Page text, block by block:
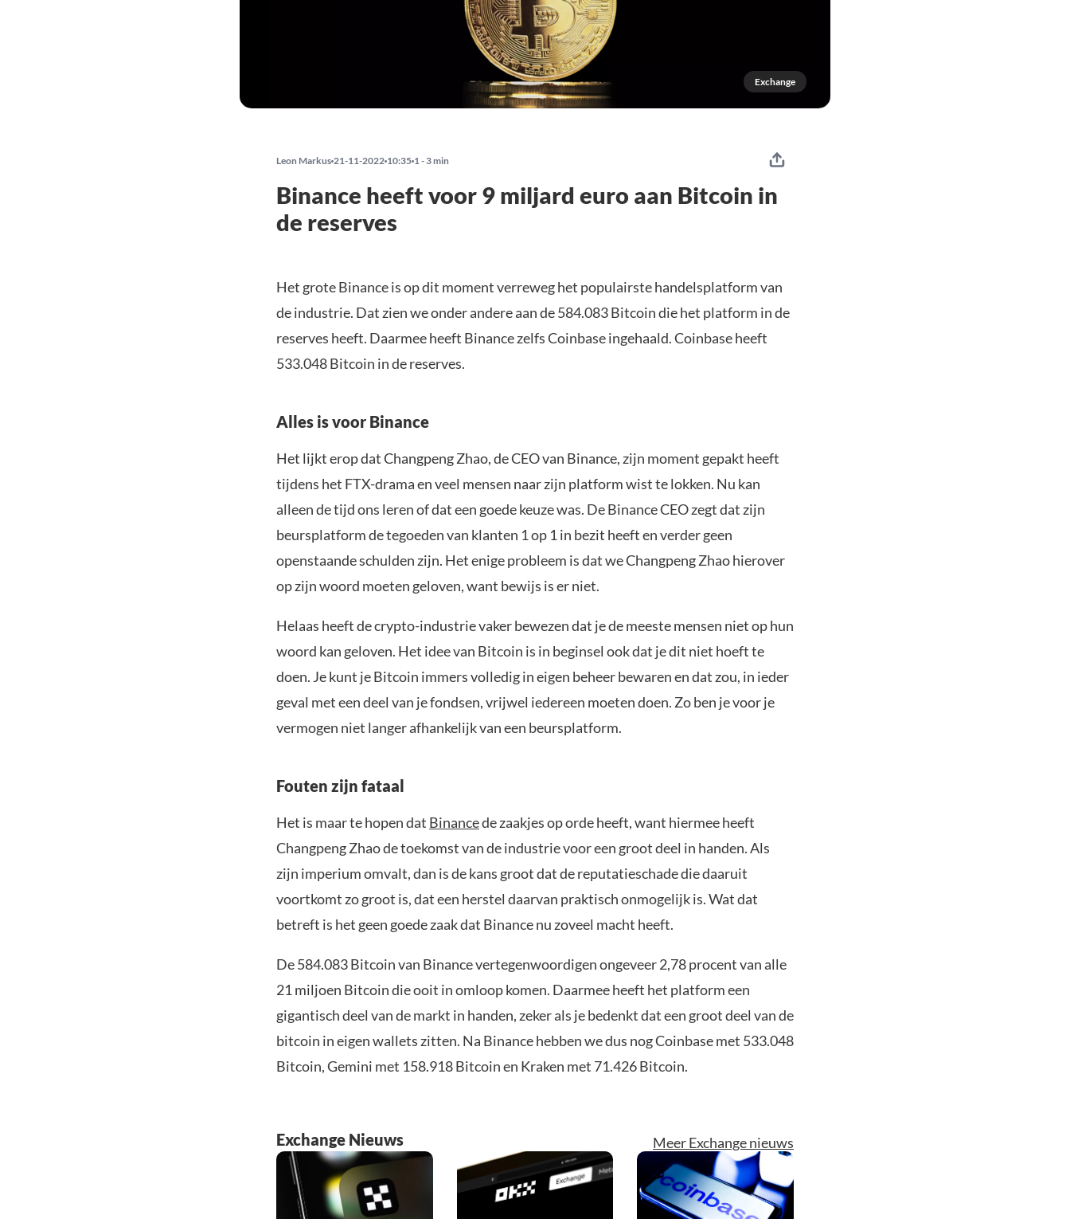
Exchange
Leon Markus 21-11-2022 10:35 1 - 3 min
Binance heeft voor 9 miljard euro aan Bitcoin in
de reserves
Het grote Binance is op dit moment verreweg het populairste handelsplatform van
de industrie. Dat zien we onder andere aan de 584.083 Bitcoin die het platform in de
reserves heeft. Daarmee heeft Binance zelfs Coinbase ingehaald. Coinbase heeft
533.048 Bitcoin in de reserves.
Alles is voor Binance
Het lijkt erop dat Changpeng Zhao, de CEO van Binance, zijn moment gepakt heeft
tijdens het FTX-drama en veel mensen naar zijn platform wist te lokken. Nu kan
alleen de tijd ons leren of dat een goede keuze was. De Binance CEO zegt dat zijn
beursplatform de tegoeden van klanten 1 op 1 in bezit heeft en verder geen
openstaande schulden zijn. Het enige probleem is dat we Changpeng Zhao hierover
op zijn woord moeten geloven, want bewijs is er niet.
Helaas heeft de crypto-industrie vaker bewezen dat je de meeste mensen niet op hun
woord kan geloven. Het idee van Bitcoin is in beginsel ook dat je dit niet hoeft te
doen. Je kunt je Bitcoin immers volledig in eigen beheer bewaren en dat zou, in ieder
geval met een deel van je fondsen, vrijwel iedereen moeten doen. Zo ben je voor je
vermogen niet langer afhankelijk van een beursplatform.
Fouten zijn fataal
Het is maar te hopen dat Binancede zaakjes op orde heeft, want hiermee heeft
Changpeng Zhao de toekomst van de industrie voor een groot deel in handen. Als
zijn imperium omvalt, dan is de kans groot dat de reputatieschade die daaruit
voortkomt zo groot is, dat een herstel daarvan praktisch onmogelijk is. Wat dat
betreft is het geen goede zaak dat Binance nu zoveel macht heeft.
De 584.083 Bitcoin van Binance vertegenwoordigen ongeveer 2,78 procent van alle
21 miljoen Bitcoin die ooit in omloop komen. Daarmee heeft het platform een
gigantisch deel van de markt in handen, zeker als je bedenkt dat een groot deel van de
bitcoin in eigen wallets zitten. Na Binance hebben we dus nog Coinbase met 533.048
Bitcoin, Gemini met 158.918 Bitcoin en Kraken met 71.426 Bitcoin.
Exchange Nieuws Meer Exchange nieuws